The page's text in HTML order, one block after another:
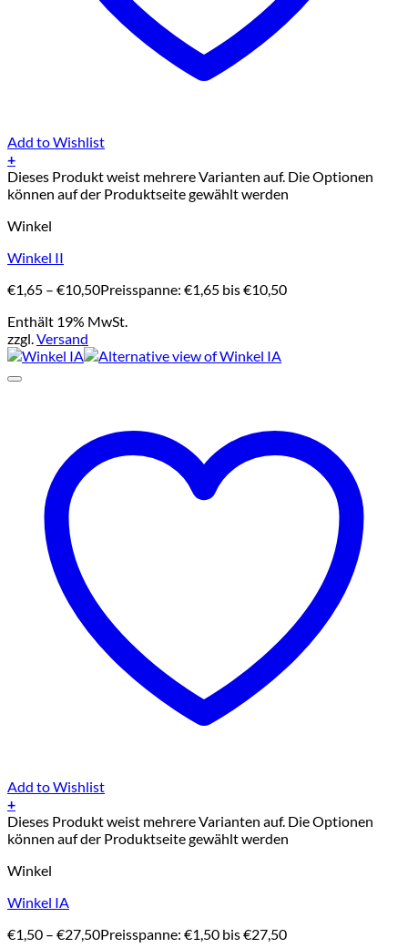
Add to Wishlist
+
Dieses Produkt weist mehrere Varianten auf. Die Optionen
können auf der Produktseite gewählt werden
Winkel
Winkel II
€1,65 – €10,50Preisspanne: €1,65 bis €10,50
Enthält 19% MwSt.
zzgl.Versand
Add to Wishlist
+
Dieses Produkt weist mehrere Varianten auf. Die Optionen
können auf der Produktseite gewählt werden
Winkel
Winkel IA
€1,50 – €27,50Preisspanne: €1,50 bis €27,50